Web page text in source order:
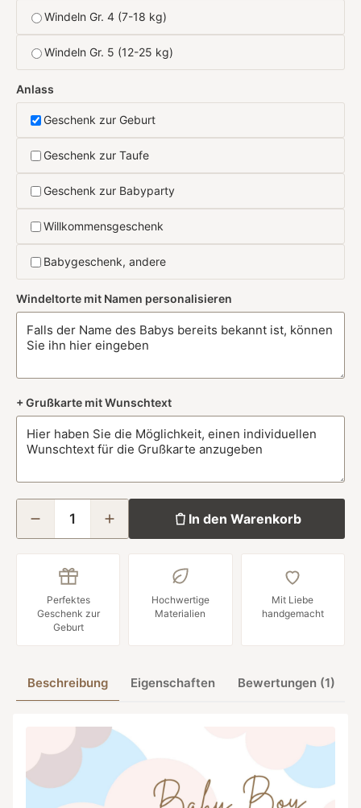
Windeln Gr. 4 (7-18 kg)
Windeln Gr. 5 (12-25 kg)
Anlass
Geschenk zur Geburt
Geschenk zur Taufe
Geschenk zur Babyparty
Willkommensgeschenk
Babygeschenk, andere
Windeltorte mit Namen personalisieren
+ Grußkarte mit Wunschtext
In den Warenkorb
Perfektes
Geschenk zur
Geburt
Hochwertige
Materialien
Mit Liebe
handgemacht
Beschreibung Eigenschaften Bewertungen (1)